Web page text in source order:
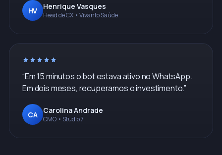
HV Henrique Vasques
Head de CX • Vivanto Saúde
“Em 15 minutos o bot estava ativo no WhatsApp.
Em dois meses, recuperamos o investimento.”
CA Carolina Andrade
CMO • Studio 7